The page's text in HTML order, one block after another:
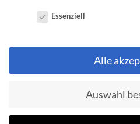
eine effiziente elektro-
Mittelwert-Modellen, die
Funktionen (analytisch oder
Schaltverluste kombinieren. In
Datenschutzeinstellungen
Essenziell
Alle
Auswahl